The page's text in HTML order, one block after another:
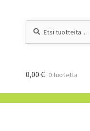
0,00 € 0 tuotetta